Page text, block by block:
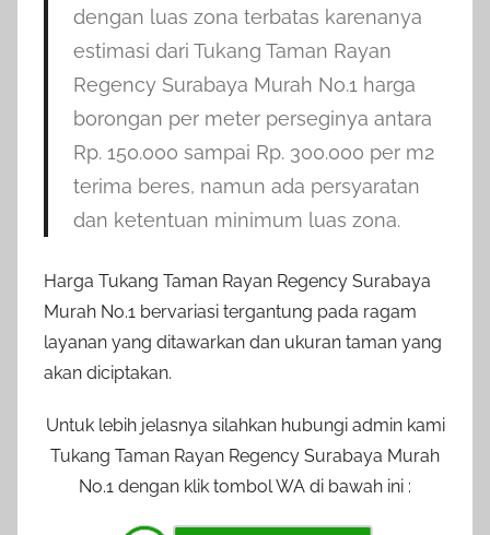
dengan luas zona terbatas karenanya
estimasi dari Tukang Taman Rayan
Regency Surabaya Murah No.1 harga
borongan per meter perseginya antara
Rp. 150.000 sampai Rp. 300.000 per m2
terima beres, namun ada persyaratan
dan ketentuan minimum luas zona.
Harga Tukang Taman Rayan Regency Surabaya
Murah No.1 bervariasi tergantung pada ragam
layanan yang ditawarkan dan ukuran taman yang
akan diciptakan.
Untuk lebih jelasnya silahkan hubungi admin kami
Tukang Taman Rayan Regency Surabaya Murah
No.1 dengan klik tombol WA di bawah ini :